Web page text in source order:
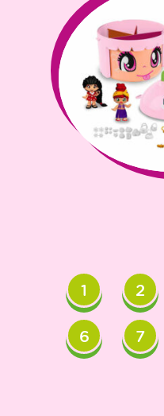
1 2
6 7